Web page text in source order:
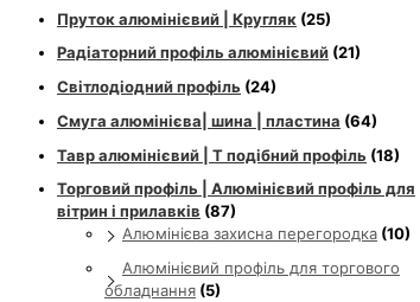
Пруток алюмінієвий | Кругляк (25)
Радіаторний профіль алюмінієвий (21)
Світлодіодний профіль (24)
Смуга алюмінієва| шина | пластина (64)
Тавр алюмінієвий | Т подібний профіль (18)
Торговий профіль | Алюмінієвий профіль для
вітрин і прилавків (87)
Алюмінієва захисна перегородка (10)
Алюмінієвий профіль для торгового
обладнання (5)